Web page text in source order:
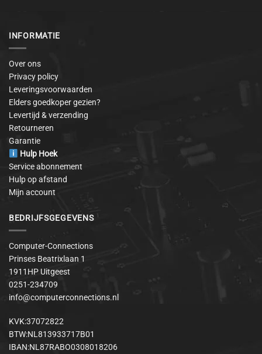
INFORMATIE
Over ons
Privacy policy
Leveringsvoorwaarden
Elders goedkoper gezien?
Levertijd & verzending
Retourneren
Garantie
Hulp Hoek
Service abonnement
Hulp op afstand
Mijn account
BEDRIJFSGEGEVENS
Computer-Connections
Prinses Beatrixlaan 1
1911HP Uitgeest
0251-234709
info@computerconnections.nl
KVK:37072822
BTW:NL813933717B01
IBAN:NL87RABO0308018206